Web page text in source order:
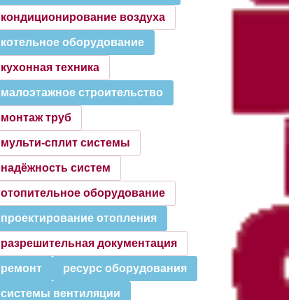
кондиционирование воздуха
котельное оборудование
кухонная техника
малоэтажное строительство
монтаж труб
мульти-сплит системы
надёжность систем
отопительное оборудование
проектирование отопления
разрешительная документация
ремонт ресурс оборудования
системы вентиляции